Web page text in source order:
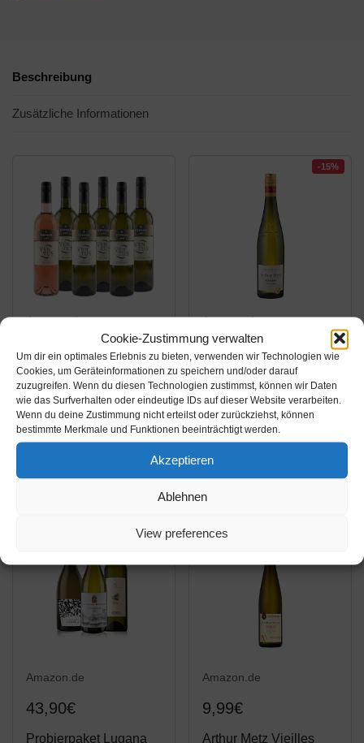
Cookie-Zustimmung verwalten
Um dir ein optimales Erlebnis zu bieten, verwenden wir Technologien wie
Cookies, um Geräteinformationen zu speichern und/oder darauf
zuzugreifen. Wenn du diesen Technologien zustimmst, können wir Daten
wie das Surfverhalten oder eindeutige IDs auf dieser Website verarbeiten.
Wenn du deine Zustimmung nicht erteilst oder zurückziehst, können
bestimmte Merkmale und Funktionen beeinträchtigt werden.
Akzeptieren
Ablehnen
View preferences
Beschreibung
Zusätzliche Informationen
Amazon.de
22,99€
VIPAVA 1894
Weißwein Probierpaket
White Label (Gelber
Muskateller,
Chardonnay,
Weißwein Verkostung,
-15%
Amazon.de
6,79€7,99€ PRIME
PRIME
Arthur Metz Selection
Vis Macaron - AOP
Riesling Trocken (1 x
0.75 L)
Amazon.de
43,90€
Probierpaket Lugana
Amazon.de
9,99€
Arthur Metz Vieilles